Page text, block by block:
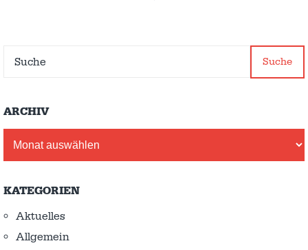
Suche
ARCHIV
KATEGORIEN
Aktuelles
Allgemein